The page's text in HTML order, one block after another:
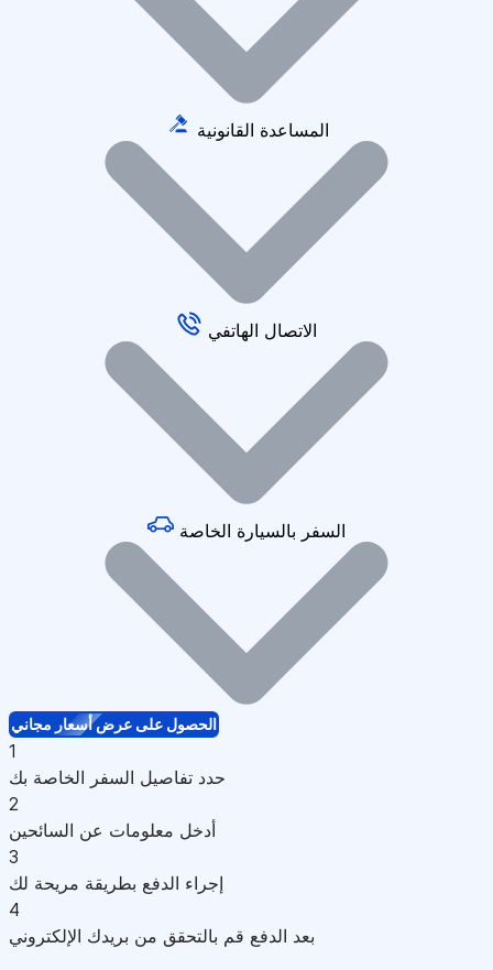
المساعدة القانونية
الاتصال الهاتفي
السفر بالسيارة الخاصة
الحصول على عرض أسعار مجاني
1
حدد تفاصيل السفر الخاصة بك
2
أدخل معلومات عن السائحين
3
إجراء الدفع بطريقة مريحة لك
4
بعد الدفع قم بالتحقق من بريدك الإلكتروني